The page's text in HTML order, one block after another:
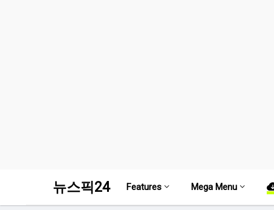
뉴스픽24 Features Mega Menu